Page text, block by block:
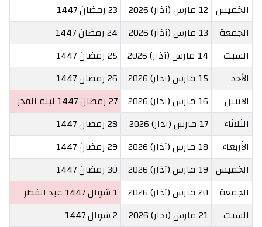
الخميس 12 مارس (آذار) 2026
23 رمضان 1447
الجمعة
13 مارس (آذار) 2026
24 رمضان 1447
السبت
14 مارس (آذار) 2026
25 رمضان 1447
الأحد
15 مارس (آذار) 2026
26 رمضان 1447
الاثنين
16 مارس (آذار) 2026 27 رمضان 1447
ليلة القدر
الثلاثاء
17 مارس (آذار) 2026
28 رمضان 1447
الأربعاء
18 مارس (آذار) 2026
29 رمضان 1447
الخميس 19 مارس (آذار) 2026
30 رمضان 1447
الجمعة
20 مارس (آذار) 2026 1 شوال 1447
عيد الفطر
السبت
21 مارس (آذار) 2026
2 شوال 1447